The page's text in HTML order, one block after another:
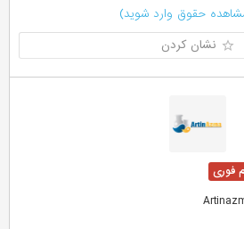
حقوق وارد شوید)
نشان کردن